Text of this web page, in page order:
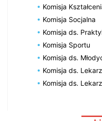
Komisja
Komisja Socjalna
Komisja ds.
Komisja Sportu
Komisja ds.
Komisja ds.
Komisja ds.